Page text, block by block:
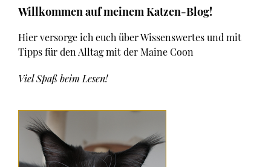
Seitenspalte
Willkommen auf meinem Katzen-Blog!
Hier versorge ich euch über Wissenswertes und mit
Tipps für den Alltag mit der Maine Coon
Viel Spaß beim Lesen!